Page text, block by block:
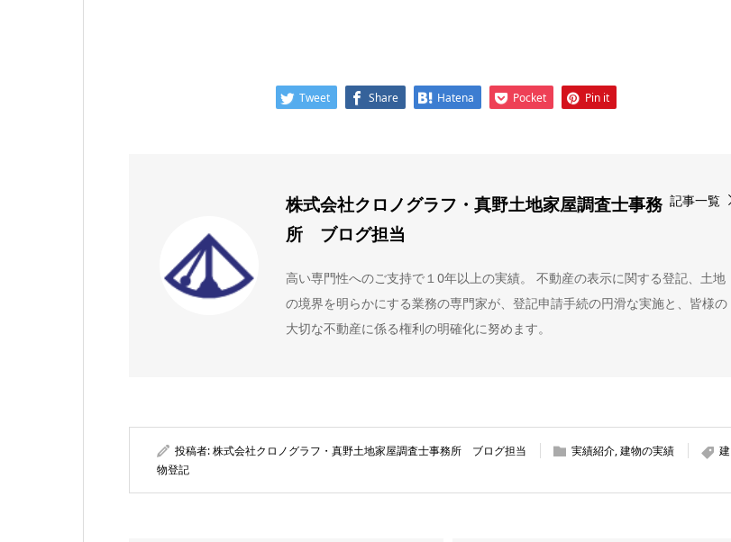
Tweet Share Hatena Pocket Pin it
記事一覧
株式会社クロノグラフ・真野土地家屋調査士事務
所 ブログ担当
高い専門性へのご支持で１0年以上の実績。 不動産の表示に関する登記、土地
の境界を明らかにする業務の専門家が、登記申請手続の円滑な実施と、皆様の
大切な不動産に係る権利の明確化に努めます。
投稿者:株式会社クロノグラフ・真野土地家屋調査士事務所 ブログ担当 実績紹介,建物の実績
建
物登記